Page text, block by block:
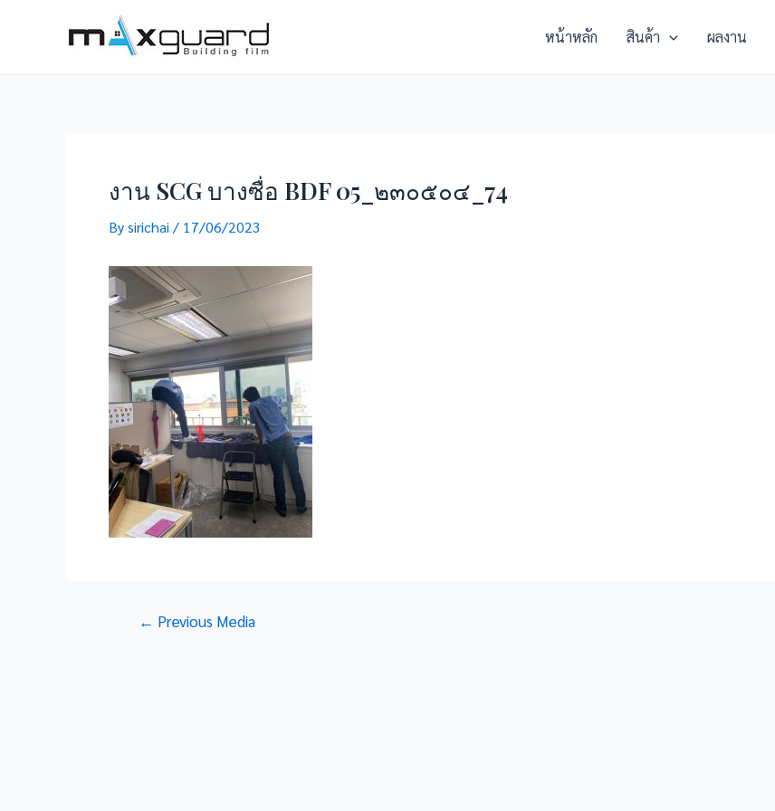
หน้าหลัก สินค้า ผลงาน
งาน SCG บางซื่อ BDF 05_๒๓๐๕๐๔_74
Bysirichai / 17/06/2023
Post← Previous Media